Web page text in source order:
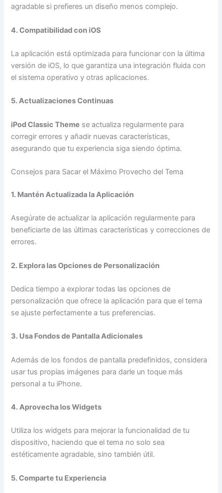
agradable si prefieres un diseño menos complejo.
4. Compatibilidad con iOS
La aplicación está optimizada para funcionar con la última
versión de iOS, lo que garantiza una integración fluida con
el sistema operativo y otras aplicaciones.
5. Actualizaciones Continuas
iPod Classic Theme se actualiza regularmente para
corregir errores y añadir nuevas características,
asegurando que tu experiencia siga siendo óptima.
Consejos para Sacar el Máximo Provecho del Tema
1. Mantén Actualizada la Aplicación
Asegúrate de actualizar la aplicación regularmente para
beneficiarte de las últimas características y correcciones de
errores.
2. Explora las Opciones de Personalización
Dedica tiempo a explorar todas las opciones de
personalización que ofrece la aplicación para que el tema
se ajuste perfectamente a tus preferencias.
3. Usa Fondos de Pantalla Adicionales
Además de los fondos de pantalla predefinidos, considera
usar tus propias imágenes para darle un toque más
personal a tu iPhone.
4. Aprovecha los Widgets
Utiliza los widgets para mejorar la funcionalidad de tu
dispositivo, haciendo que el tema no solo sea
estéticamente agradable, sino también útil.
5. Comparte tu Experiencia